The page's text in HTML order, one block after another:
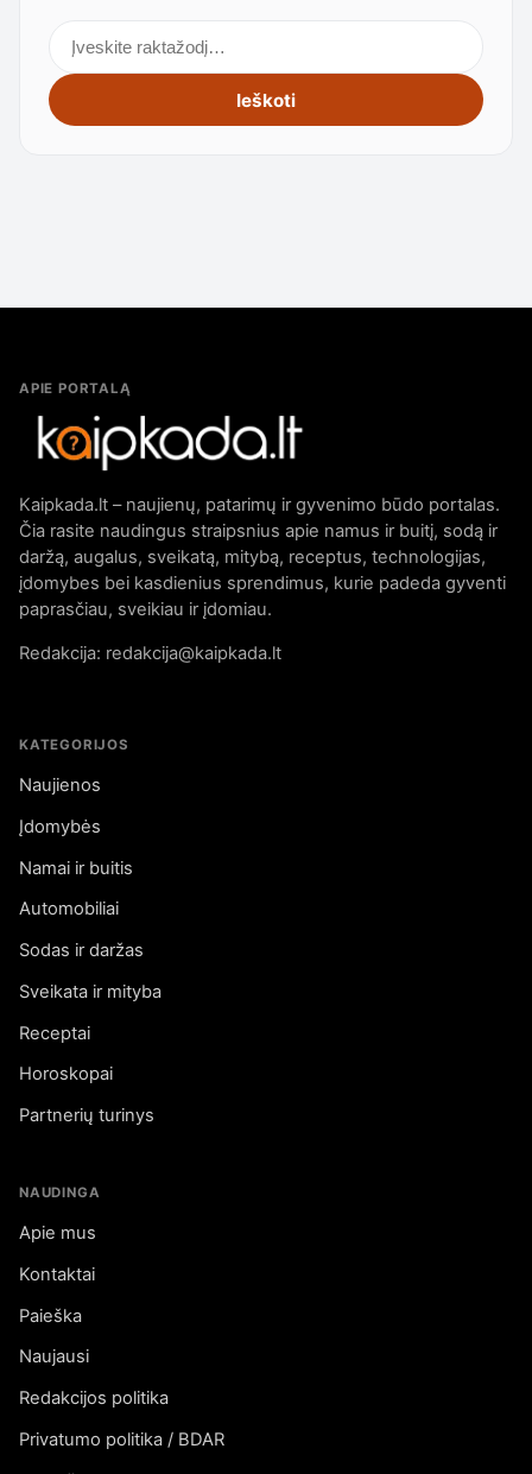
Ieškoti
APIE PORTALĄ
Kaipkada.lt – naujienų, patarimų ir gyvenimo būdo portalas.
Čia rasite naudingus straipsnius apie namus ir buitį, sodą ir
daržą, augalus, sveikatą, mitybą, receptus, technologijas,
įdomybes bei kasdienius sprendimus, kurie padeda gyventi
paprasčiau, sveikiau ir įdomiau.
Redakcija: redakcija@kaipkada.lt
KATEGORIJOS
Naujienos
Įdomybės
Namai ir buitis
Automobiliai
Sodas ir daržas
Sveikata ir mityba
Receptai
Horoskopai
Partnerių turinys
NAUDINGA
Apie mus
Kontaktai
Paieška
Naujausi
Redakcijos politika
Privatumo politika / BDAR